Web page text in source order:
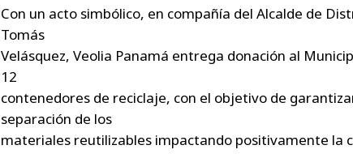
Con un acto simbólico, en compañía del Alcalde de
Tomás
Velásquez, Veolia Panamá entrega donación al
12
contenedores de reciclaje, con el objetivo de
separación de los
materiales reutilizables impactando positivamente la